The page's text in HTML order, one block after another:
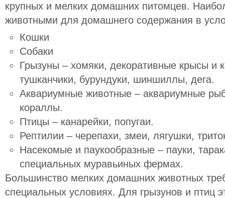
крупных и мелких домашних питомцев.
животными для домашнего содержания в
Кошки
Собаки
Грызуны – хомяки, декоративные крысы и
тушканчики, бурундуки, шиншиллы, дега.
Аквариумные животные – аквариумные
кораллы.
Птицы – канарейки, попугаи.
Рептилии – черепахи, змеи, лягушки,
Насекомые и паукообразные – пауки,
специальных муравьиных фермах.
Большинство мелких домашних животных
специальных условиях. Для грызунов и птиц